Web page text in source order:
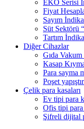
EKO Serisi
Fiyat
Sayım
Süt Sektörü
Tartım
Diğer Cihazlar
Gıda Vakum
Kasap
Para sayma
Poşet
Çelik para kasaları
Ev tipi para
Ofis tipi para
Şifreli dijital